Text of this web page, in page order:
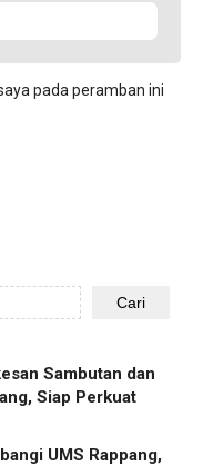
pada peramban ini
Cari
Sambutan dan
Siap Perkuat
UMS Rappang,